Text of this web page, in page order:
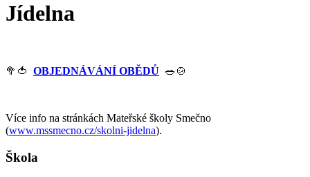
Jídelna
🥦🍅 OBJEDNÁVÁNÍ OBĚDŮ 🥗🍲
Více info na stránkách Mateřské školy Smečno
(www.mssmecno.cz/skolni-jidelna).
Škola